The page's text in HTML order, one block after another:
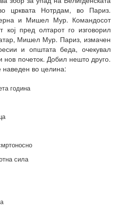
црквата Нотрдам, во Париз.
и Мишел Мур. Командосот
кој пред олтарот го изговорил
Мишел Мур. Париз, измачен
и општата беда, очекувал
нов почеток. Добил нешто друго.
наведен во целина:
година
сила